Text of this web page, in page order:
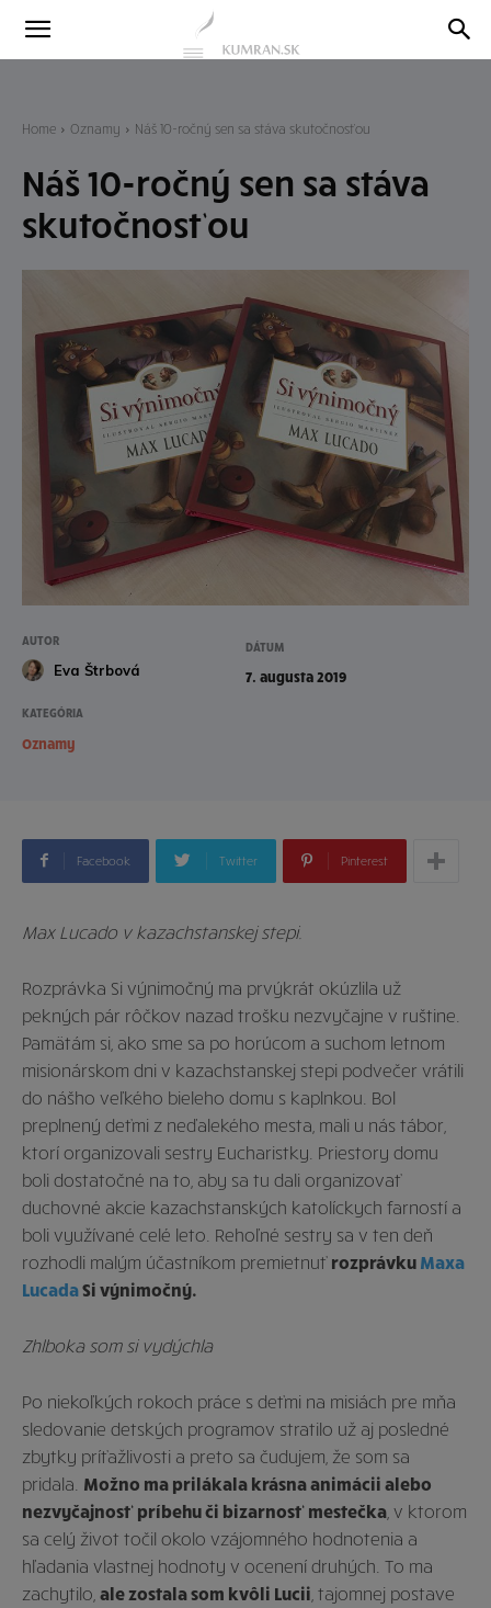
Kumran
Home Oznamy Náš 10-ročný sen sa stáva skutočnosťou
Náš 10-ročný sen sa stáva
skutočnosťou
AUTOR
Eva Štrbová
DÁTUM
7. augusta 2019
KATEGÓRIA
Oznamy
Facebook Twitter Pinterest
Max Lucado v kazachstanskej stepi.
Rozprávka Si výnimočný ma prvýkrát okúzlila už
pekných pár rôčkov nazad trošku nezvyčajne v ruštine.
Pamätám si, ako sme sa po horúcom a suchom letnom
misionárskom dni v kazachstanskej stepi podvečer vrátili
do nášho veľkého bieleho domu s kaplnkou. Bol
preplnený deťmi z neďalekého mesta, mali u nás tábor,
ktorí organizovali sestry Eucharistky. Priestory domu
boli dostatočné na to, aby sa tu dali organizovať
duchovné akcie kazachstanských katolíckych farností a
boli využívané celé leto. Rehoľné sestry sa v ten deň
rozhodli malým účastníkom premietnuť rozprávku Maxa
LucadaSi výnimočný.
Zhlboka som si vydýchla
Po niekoľkých rokoch práce s deťmi na misiách pre mňa
sledovanie detských programov stratilo už aj posledné
zbytky príťažlivosti a preto sa čudujem, že som sa
pridala. Možno ma prilákala krásna animácii alebo
nezvyčajnosť príbehu či bizarnosť mestečka , v ktorom
sa celý život točil okolo vzájomného hodnotenia a
hľadania vlastnej hodnoty v ocenení druhých. To ma
zachytilo, ale zostala som kvôli Lucii , tajomnej postave